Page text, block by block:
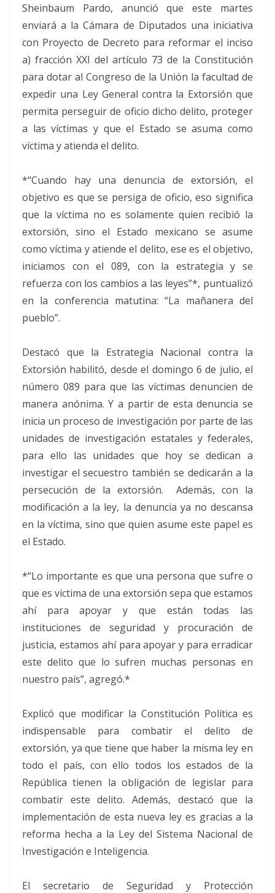
Sheinbaum Pardo, anunció que este martes
enviará a la Cámara de Diputados una iniciativa
con Proyecto de Decreto para reformar el inciso
a) fracción XXI del artículo 73 de la Constitución
para dotar al Congreso de la Unión la facultad de
expedir una Ley General contra la Extorsión que
permita perseguir de oficio dicho delito, proteger
a las víctimas y que el Estado se asuma como
víctima y atienda el delito.
*“Cuando hay una denuncia de extorsión, el
objetivo es que se persiga de oficio, eso significa
que la víctima no es solamente quien recibió la
extorsión, sino el Estado mexicano se asume
como víctima y atiende el delito, ese es el objetivo,
iniciamos con el 089, con la estrategia y se
refuerza con los cambios a las leyes”*, puntualizó
en la conferencia matutina: “La mañanera del
pueblo”.
Destacó que la Estrategia Nacional contra la
Extorsión habilitó, desde el domingo 6 de julio, el
número 089 para que las víctimas denuncien de
manera anónima. Y a partir de esta denuncia se
inicia un proceso de investigación por parte de las
unidades de investigación estatales y federales,
para ello las unidades que hoy se dedican a
investigar el secuestro también se dedicarán a la
persecución de la extorsión. Además, con la
modificación a la ley, la denuncia ya no descansa
en la víctima, sino que quien asume este papel es
el Estado.
*“Lo importante es que una persona que sufre o
que es víctima de una extorsión sepa que estamos
ahí para apoyar y que están todas las
instituciones de seguridad y procuración de
justicia, estamos ahí para apoyar y para erradicar
este delito que lo sufren muchas personas en
nuestro país”, agregó.*
Explicó que modificar la Constitución Política es
indispensable para combatir el delito de
extorsión, ya que tiene que haber la misma ley en
todo el país, con ello todos los estados de la
República tienen la obligación de legislar para
combatir este delito. Además, destacó que la
implementación de esta nueva ley es gracias a la
reforma hecha a la Ley del Sistema Nacional de
Investigación e Inteligencia.
El secretario de Seguridad y Protección